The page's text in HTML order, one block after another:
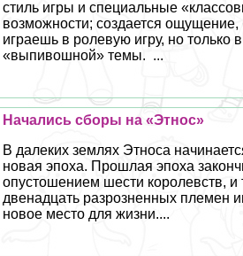
стиль игры и специальные
возможности; создается ощущение,
играешь в ролевую игру, но только
«выпивошной» темы. ...
Начались сборы на «Этнос»
В далеких землях Этноса
новая эпоха. Прошлая эпоха
опустошением шести королевств, и
двенадцать разрозненных племен
новое место для жизни....